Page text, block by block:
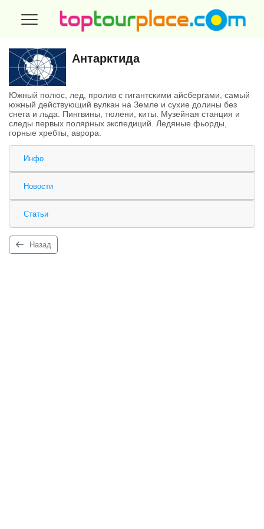
Антарктида
Южный полюс, лед, пролив с гигантскими айсбергами, самый
южный действующий вулкан на Земле и сухие долины без
снега и льда. Пингвины, тюлени, киты. Музейная станция и
следы первых полярных экспедиций. Ледяные фьорды,
горные хребты, аврора.
Инфо
Новости
Статьи
Назад